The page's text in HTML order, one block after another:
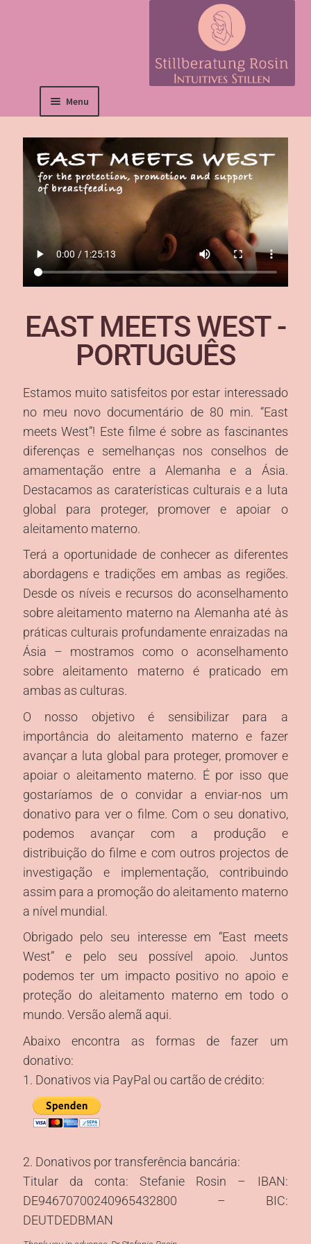
Menu
Home Page
About me
Prices
Contact form
Film: East Meets
West
DEUTSCH
SPANISH
ITALIAN
PORTUGUESE
CROATIAN
RUSSIAN
ARABIC
CHINESE
JAPENESE
KOREAN
Imprint | Data
protection
EAST MEETS WEST -
PORTUGUÊS
Estamos muito satisfeitos por estar interessado
no meu novo documentário de 80 min. “East
meets West”! Este filme é sobre as fascinantes
diferenças e semelhanças nos conselhos de
amamentação entre a Alemanha e a Ásia.
Destacamos as caraterísticas culturais e a luta
global para proteger, promover e apoiar o
aleitamento materno.
Terá a oportunidade de conhecer as diferentes
abordagens e tradições em ambas as regiões.
Desde os níveis e recursos do aconselhamento
sobre aleitamento materno na Alemanha até às
práticas culturais profundamente enraizadas na
Ásia – mostramos como o aconselhamento
sobre aleitamento materno é praticado em
ambas as culturas.
O nosso objetivo é sensibilizar para a
importância do aleitamento materno e fazer
avançar a luta global para proteger, promover e
apoiar o aleitamento materno. É por isso que
gostaríamos de o convidar a enviar-nos um
donativo para ver o filme. Com o seu donativo,
podemos avançar com a produção e
distribuição do filme e com outros projectos de
investigação e implementação, contribuindo
assim para a promoção do aleitamento materno
a nível mundial.
Obrigado pelo seu interesse em “East meets
West” e pelo seu possível apoio. Juntos
podemos ter um impacto positivo no apoio e
proteção do aleitamento materno em todo o
mundo. Versão alemã aqui.
Abaixo encontra as formas de fazer um
donativo:
1. Donativos via PayPal ou cartão de crédito:
2. Donativos por transferência bancária:
Titular da conta: Stefanie Rosin – IBAN:
DE94670700240965432800 – BIC:
DEUTDEDBMAN